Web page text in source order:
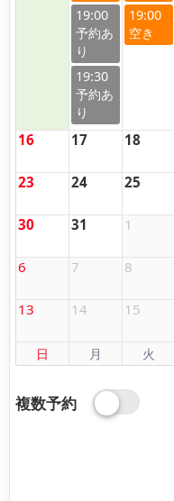
19:00
19:30
19:00
16 17 18
23 24 25
30 31 1
6 7 8
13 14 15
日 月 火
複数予約